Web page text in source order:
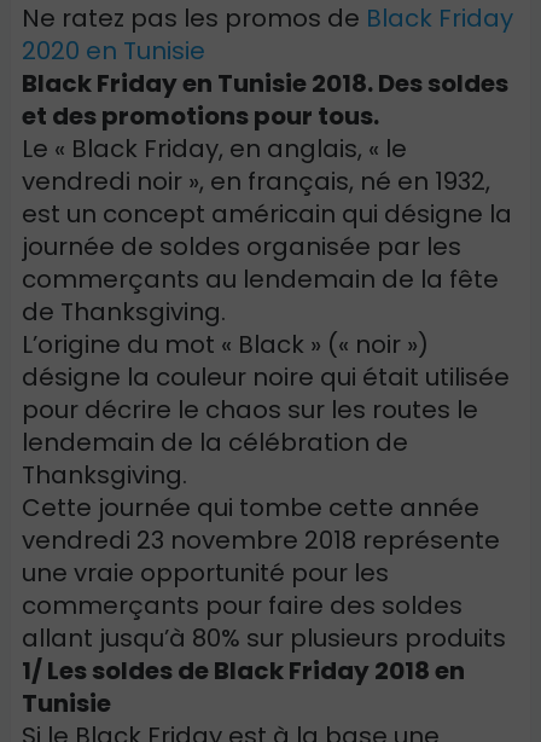
Ne ratez pas les promos de Black Friday
2020 en Tunisie
Black Friday en Tunisie 2018. Des soldes
et des promotions pour tous.
Le « Black Friday, en anglais, « le
vendredi noir », en français, né en 1932,
est un concept américain qui désigne la
journée de soldes organisée par les
commerçants au lendemain de la fête
de Thanksgiving.
L’origine du mot « Black » (« noir »)
désigne la couleur noire qui était utilisée
pour décrire le chaos sur les routes le
lendemain de la célébration de
Thanksgiving.
Cette journée qui tombe cette année
vendredi 23 novembre 2018 représente
une vraie opportunité pour les
commerçants pour faire des soldes
allant jusqu’à 80% sur plusieurs produits
1/ Les soldes de Black Friday 2018 en
Tunisie